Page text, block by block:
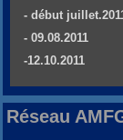
- début
- 09.08.2011
-12.10.2011
Réseau